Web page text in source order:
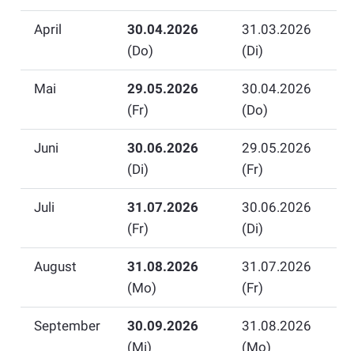
April
30.04.2026
(Do)
31.03.2026
(Di)
Mai
29.05.2026
(Fr)
30.04.2026
(Do)
Juni
30.06.2026
(Di)
29.05.2026
(Fr)
Juli
31.07.2026
(Fr)
30.06.2026
(Di)
August
31.08.2026
(Mo)
31.07.2026
(Fr)
September
30.09.2026
(Mi)
31.08.2026
(Mo)